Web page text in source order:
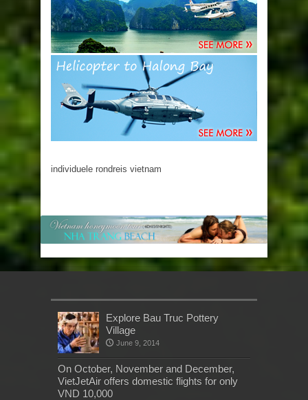
individuele rondreis vietnam
Explore Bau Truc Pottery
Village
June 9, 2014
On October, November and December,
VietJetAir offers domestic flights for only
VND 10,000